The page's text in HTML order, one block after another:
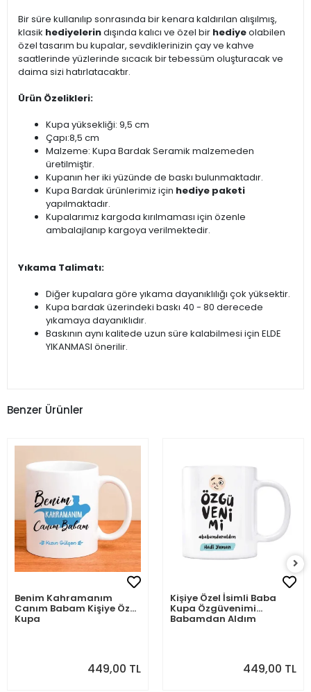
Bir süre kullanılıp sonrasında bir kenara kaldırılan alışılmış,
klasik hediyelerindışında kalıcı ve özel bir hediyeolabilen
özel tasarım bu kupalar, sevdiklerinizin çay ve kahve
saatlerinde yüzlerinde sıcacık bir tebessüm oluşturacak ve
daima sizi hatırlatacaktır.
Ürün Özelikleri:
Kupa yüksekliği: 9,5 cm
Çapı:8,5 cm
Malzeme: Kupa Bardak Seramik malzemeden
üretilmiştir.
Kupanın her iki yüzünde de baskı bulunmaktadır.
Kupa Bardak ürünlerimiz için hediye paketi
yapılmaktadır.
Kupalarımız kargoda kırılmaması için özenle
ambalajlanıp kargoya verilmektedir.
Yıkama Talimatı:
Diğer kupalara göre yıkama dayanıklılığı çok yüksektir.
Kupa bardak üzerindeki baskı 40 - 80 derecede
yıkamaya dayanıklıdır.
Baskının aynı kalitede uzun süre kalabilmesi için ELDE
YIKANMASI önerilir.
Benzer Ürünler
Benim Kahramanım
Canım Babam Kişiye Özel
Kupa
449,00 TL
Kişiye Özel İsimli Baba
Kupa Özgüvenimi
Babamdan Aldım
449,00 TL